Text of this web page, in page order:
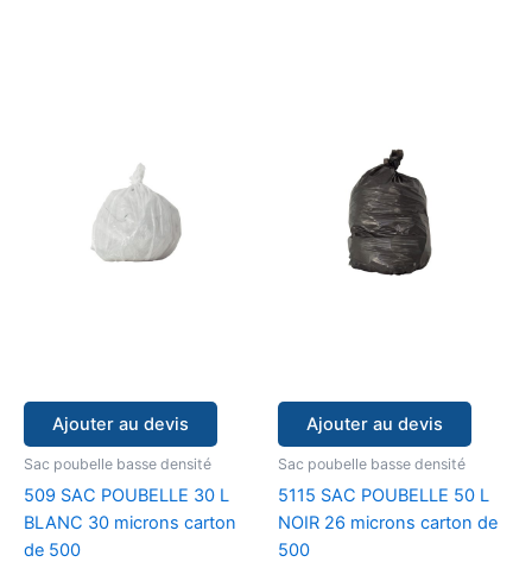
Ajouter au devis
Sac poubelle basse densité
509 SAC POUBELLE 30 L
BLANC 30 microns carton
de 500
Ajouter au devis
Sac poubelle basse densité
5115 SAC POUBELLE 50 L
NOIR 26 microns carton de
500